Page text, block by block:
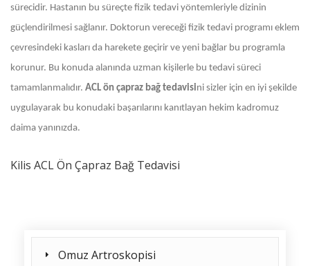
sürecidir. Hastanın bu süreçte fizik tedavi yöntemleriyle dizinin
güçlendirilmesi sağlanır. Doktorun vereceği fizik tedavi programı eklem
çevresindeki kasları da harekete geçirir ve yeni bağlar bu programla
korunur. Bu konuda alanında uzman kişilerle bu tedavi süreci
tamamlanmalıdır. ACL ön çapraz bağ tedavisini sizler için en iyi şekilde
uygulayarak bu konudaki başarılarını kanıtlayan hekim kadromuz
daima yanınızda.
Kilis ACL Ön Çapraz Bağ Tedavisi
Omuz Artroskopisi